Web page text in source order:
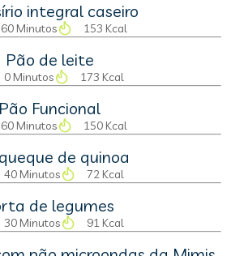
integral caseiro
60 Minutos 153 Kcal
Pão de leite
0 Minutos 173 Kcal
Pão Funcional
60 Minutos 150 Kcal
de quinoa
40 Minutos 72 Kcal
de legumes
30 Minutos 91 Kcal